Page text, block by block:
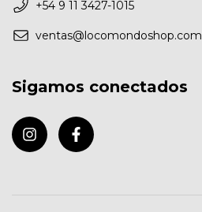
+54 9 11 3427-1015
ventas@locomondoshop.com
Sigamos conectados